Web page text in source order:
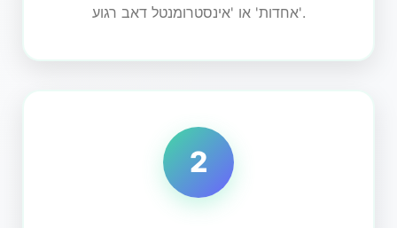
אחדות' או 'אינסטרומנטל דאב רגוע'.
2